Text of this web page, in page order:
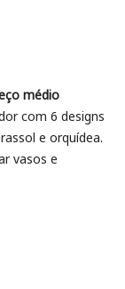
médio
com 6 designs
e orquídea.
vasos e